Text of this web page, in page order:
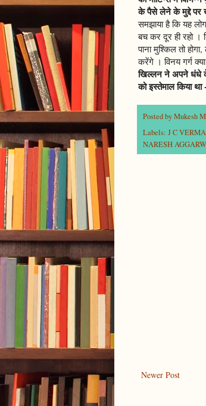
के पैसे लेने के मुद्दे पर
समझाया है कि यह
बच कर दूर ही रहो ।
पाना मुश्किल तो
करेंगे । विनय गर्ग
खिल्लन ने अपने धंधे
को इस्तेमाल किया
Posted byMukesh
Labels: J C VERMA
NARESH
Newer Post